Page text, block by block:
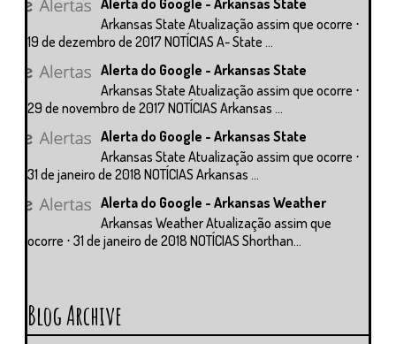
Arkansas State Atualização assim que ocorre ⋅
19 de dezembro de 2017 NOTÍCIAS A- State ...
Alerta do Google - Arkansas State
Arkansas State Atualização assim que ocorre ⋅
29 de novembro de 2017 NOTÍCIAS Arkansas ...
Alerta do Google - Arkansas State
Arkansas State Atualização assim que ocorre ⋅
31 de janeiro de 2018 NOTÍCIAS Arkansas ...
Alerta do Google - Arkansas Weather
Arkansas Weather Atualização assim que
ocorre ⋅ 31 de janeiro de 2018 NOTÍCIAS Shorthan...
Blog Archive